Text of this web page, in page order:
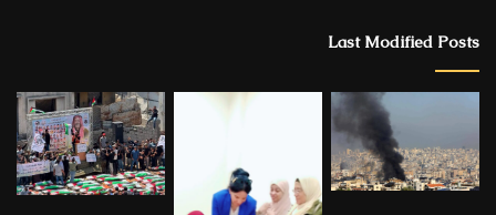
Last Modified Posts